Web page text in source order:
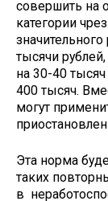
совершить на
категории
тысячи
на 30-40
400 тысяч.
могут
Эта норма
таких
в